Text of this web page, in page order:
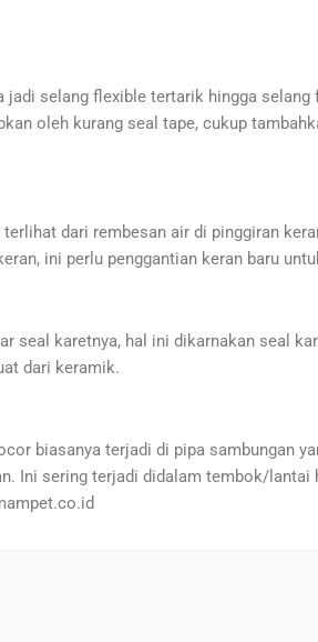
selang flexible tertarik hingga
oleh kurang seal tape, cukup
dari rembesan air di pinggiran
ini perlu penggantian keran baru
karetnya, hal ini dikarnakan seal
dari keramik.
biasanya terjadi di pipa sambungan
Ini sering terjadi didalam tembok/